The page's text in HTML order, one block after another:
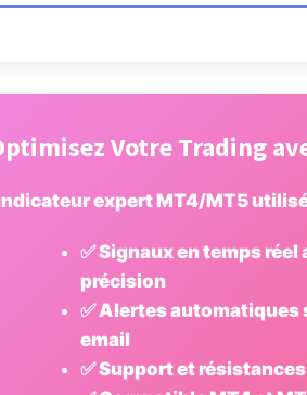
Votre Trading
expert MT4/MT5
✅ Signaux en temps réel
précision
✅ Alertes automatiques
email
✅ Support et